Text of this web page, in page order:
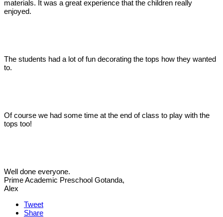
materials. It was a great experience that the children really
enjoyed.
The students had a lot of fun decorating the tops how they wanted
to.
Of course we had some time at the end of class to play with the
tops too!
Well done everyone.
Prime Academic Preschool Gotanda,
Alex
Tweet
Share